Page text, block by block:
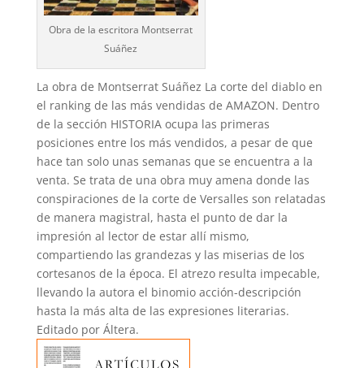
Obra de la escritora Montserrat
Suáñez
La obra de Montserrat Suáñez La corte del diablo en
el ranking de las más vendidas de AMAZON. Dentro
de la sección HISTORIA ocupa las primeras
posiciones entre los más vendidos, a pesar de que
hace tan solo unas semanas que se encuentra a la
venta. Se trata de una obra muy amena donde las
conspiraciones de la corte de Versalles son relatadas
de manera magistral, hasta el punto de dar la
impresión al lector de estar allí mismo,
compartiendo las grandezas y las miserias de los
cortesanos de la época. El atrezo resulta impecable,
llevando la autora el binomio acción-descripción
hasta la más alta de las expresiones literarias.
Editado por Áltera.